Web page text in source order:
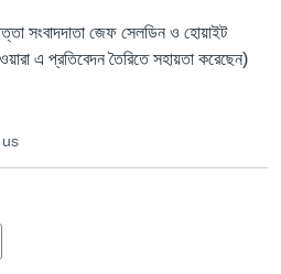
সংবাদদাতা জেফ সেলডিন ও হোয়াইট
এ প্রতিবেদন তৈরিতে সহায়তা করেছেন)